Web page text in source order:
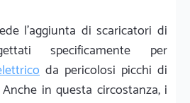
l'aggiunta di scaricatori di
specificamente per
da pericolosi picchi di
in questa circostanza, i